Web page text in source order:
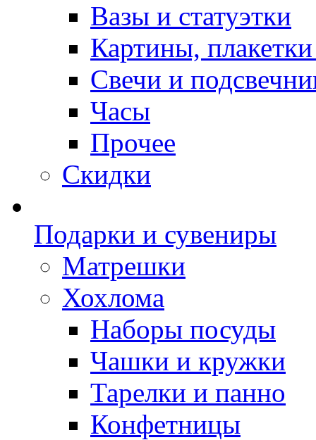
Вазы и статуэтки
Картины,
Свечи и
Часы
Прочее
Скидки
Подарки и сувениры
Матрешки
Хохлома
Наборы посуды
Чашки и кружки
Тарелки и панно
Конфетницы